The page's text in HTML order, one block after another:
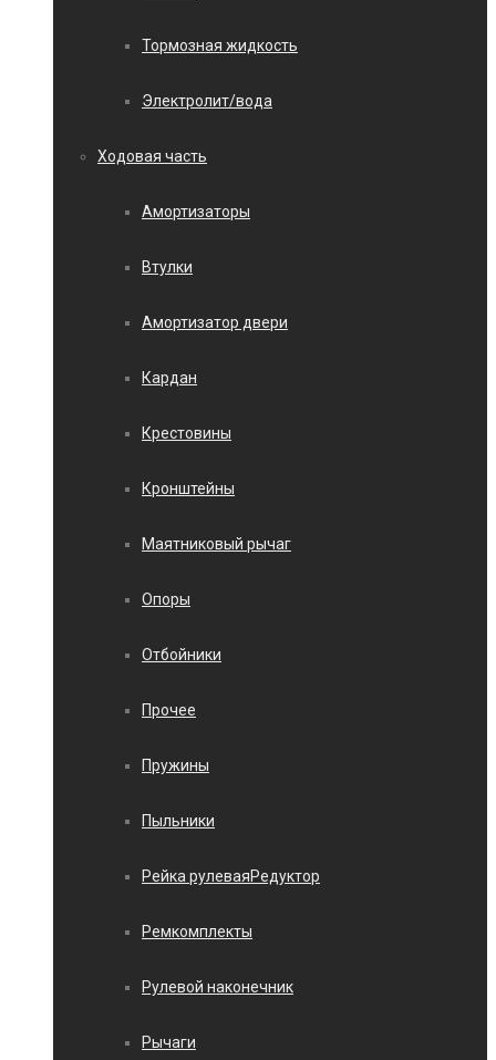
Тормозная жидкость
Электролит/вода
Ходовая часть
Амортизаторы
Втулки
Амортизатор двери
Кардан
Крестовины
Кронштейны
Маятниковый рычаг
Опоры
Отбойники
Прочее
Пружины
Пыльники
Рейка рулеваяРедуктор
Ремкомплекты
Рулевой наконечник
Рычаги